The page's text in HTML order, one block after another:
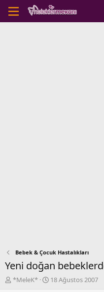
Bebek & Çocuk Hastalıkları
Yeni doğan
K
*MeleK*
B18 Ağustos 2007